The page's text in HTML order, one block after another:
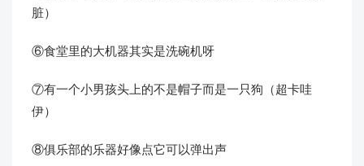
脏）
⑥食堂里的大机器其实是洗碗机呀
⑦有一个小男孩头上的不是帽子而是一只狗（超卡哇
伊）
⑧俱乐部的乐器好像点它可以弹出声